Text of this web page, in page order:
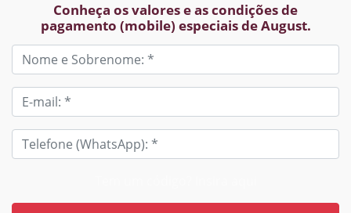
Conheça os valores e as condições de
pagamento (mobile) especiais de August.